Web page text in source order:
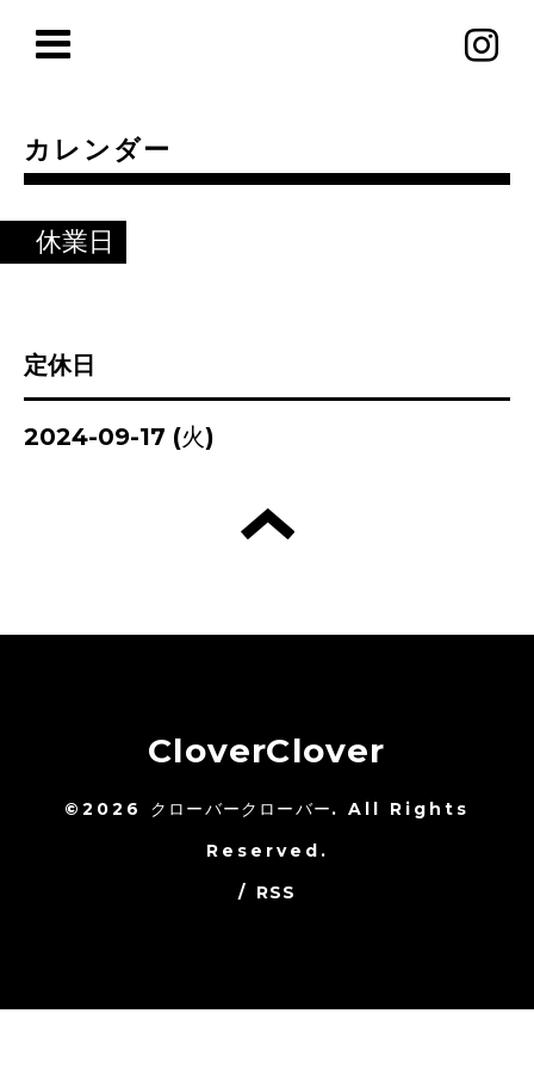
カレンダー
休業日
定休日
2024-09-17 (火)
CloverClover
©2026 クローバークローバー. All Rights
Reserved.
/ RSS